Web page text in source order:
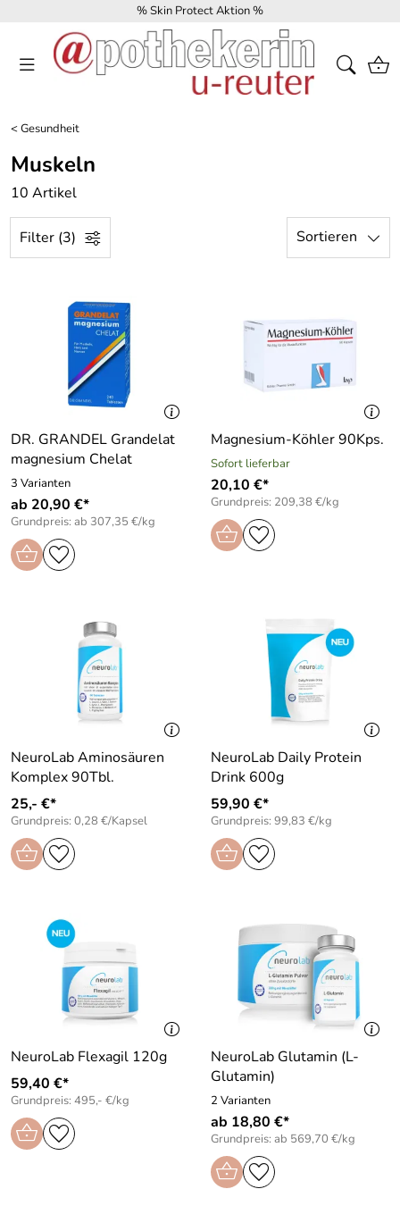
% Skin Protect Aktion %
<Gesundheit
Muskeln
10 Artikel
Filter (3) Sortieren
DR. GRANDEL Grandelat
magnesium Chelat
3 Varianten
ab 20,90 €*
Grundpreis: ab 307,35 €/kg
Magnesium-Köhler 90Kps.
Sofort lieferbar
20,10 €*
Grundpreis: 209,38 €/kg
NeuroLab Aminosäuren
Komplex 90Tbl.
25,- €*
Grundpreis: 0,28 €/Kapsel
NeuroLab Daily Protein
Drink 600g
59,90 €*
Grundpreis: 99,83 €/kg
NeuroLab Flexagil 120g
59,40 €*
Grundpreis: 495,- €/kg
NeuroLab Glutamin (L-
Glutamin)
2 Varianten
ab 18,80 €*
Grundpreis: ab 569,70 €/kg